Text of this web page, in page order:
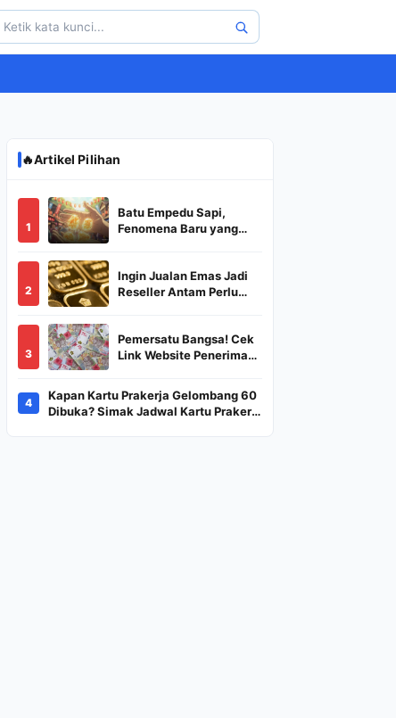
🔥Artikel Pilihan
1
Batu Empedu Sapi,
Fenomena Baru yang
2
Ingin Jualan Emas Jadi
Reseller Antam Perlu
Bagaimana
Prosedurnya?
3
Pemersatu Bangsa! Cek
Link Website Penerima
Dana Rp600 Ribu Rupiah
4
Kapan Kartu Prakerja Gelombang 60
Dibuka? Simak Jadwal Kartu Prakerja